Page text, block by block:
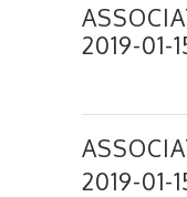
2019-01-
2019-01-